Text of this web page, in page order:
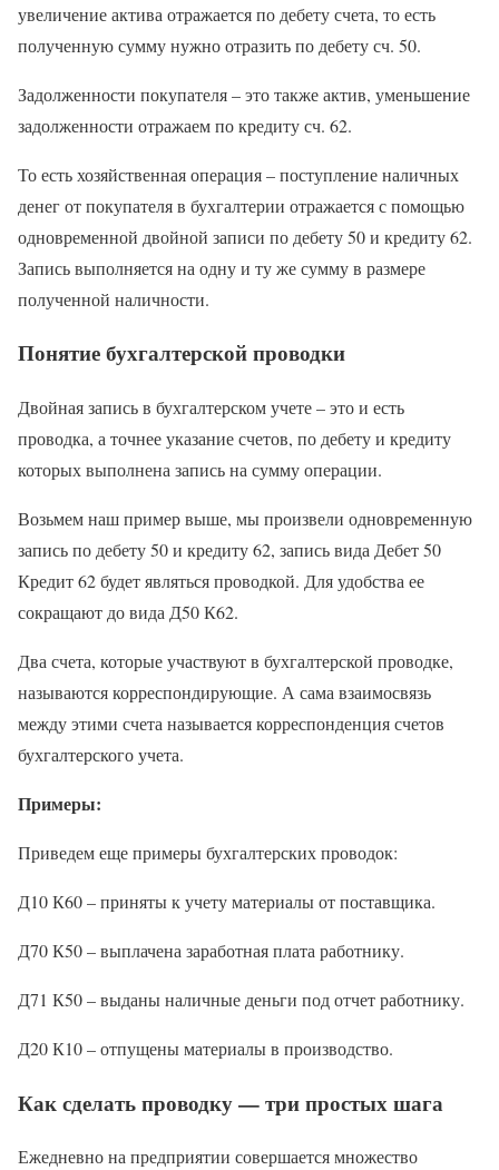
увеличение актива отражается по дебету счета, то есть
полученную сумму нужно отразить по дебету сч. 50.
Задолженности покупателя – это также актив, уменьшение
задолженности отражаем по кредиту сч. 62.
То есть хозяйственная операция – поступление наличных
денег от покупателя в бухгалтерии отражается с помощью
одновременной двойной записи по дебету 50 и кредиту 62.
Запись выполняется на одну и ту же сумму в размере
полученной наличности.
Понятие бухгалтерской проводки
Двойная запись в бухгалтерском учете – это и есть
проводка, а точнее указание счетов, по дебету и кредиту
которых выполнена запись на сумму операции.
Возьмем наш пример выше, мы произвели одновременную
запись по дебету 50 и кредиту 62, запись вида Дебет 50
Кредит 62 будет являться проводкой. Для удобства ее
сокращают до вида Д50 К62.
Два счета, которые участвуют в бухгалтерской проводке,
называются корреспондирующие. А сама взаимосвязь
между этими счета называется корреспонденция счетов
бухгалтерского учета.
Примеры:
Приведем еще примеры бухгалтерских проводок:
Д10 К60 – приняты к учету материалы от поставщика.
Д70 К50 – выплачена заработная плата работнику.
Д71 К50 – выданы наличные деньги под отчет работнику.
Д20 К10 – отпущены материалы в производство.
Как сделать проводку — три простых шага
Ежедневно на предприятии совершается множество